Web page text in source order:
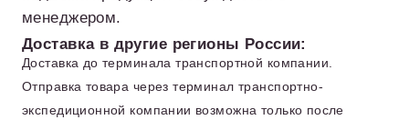
менеджером.
Доставка в другие регионы России:
Доставка до терминала транспортной компании.
Отправка товара через терминал транспортно-
экспедиционной компании возможна только после